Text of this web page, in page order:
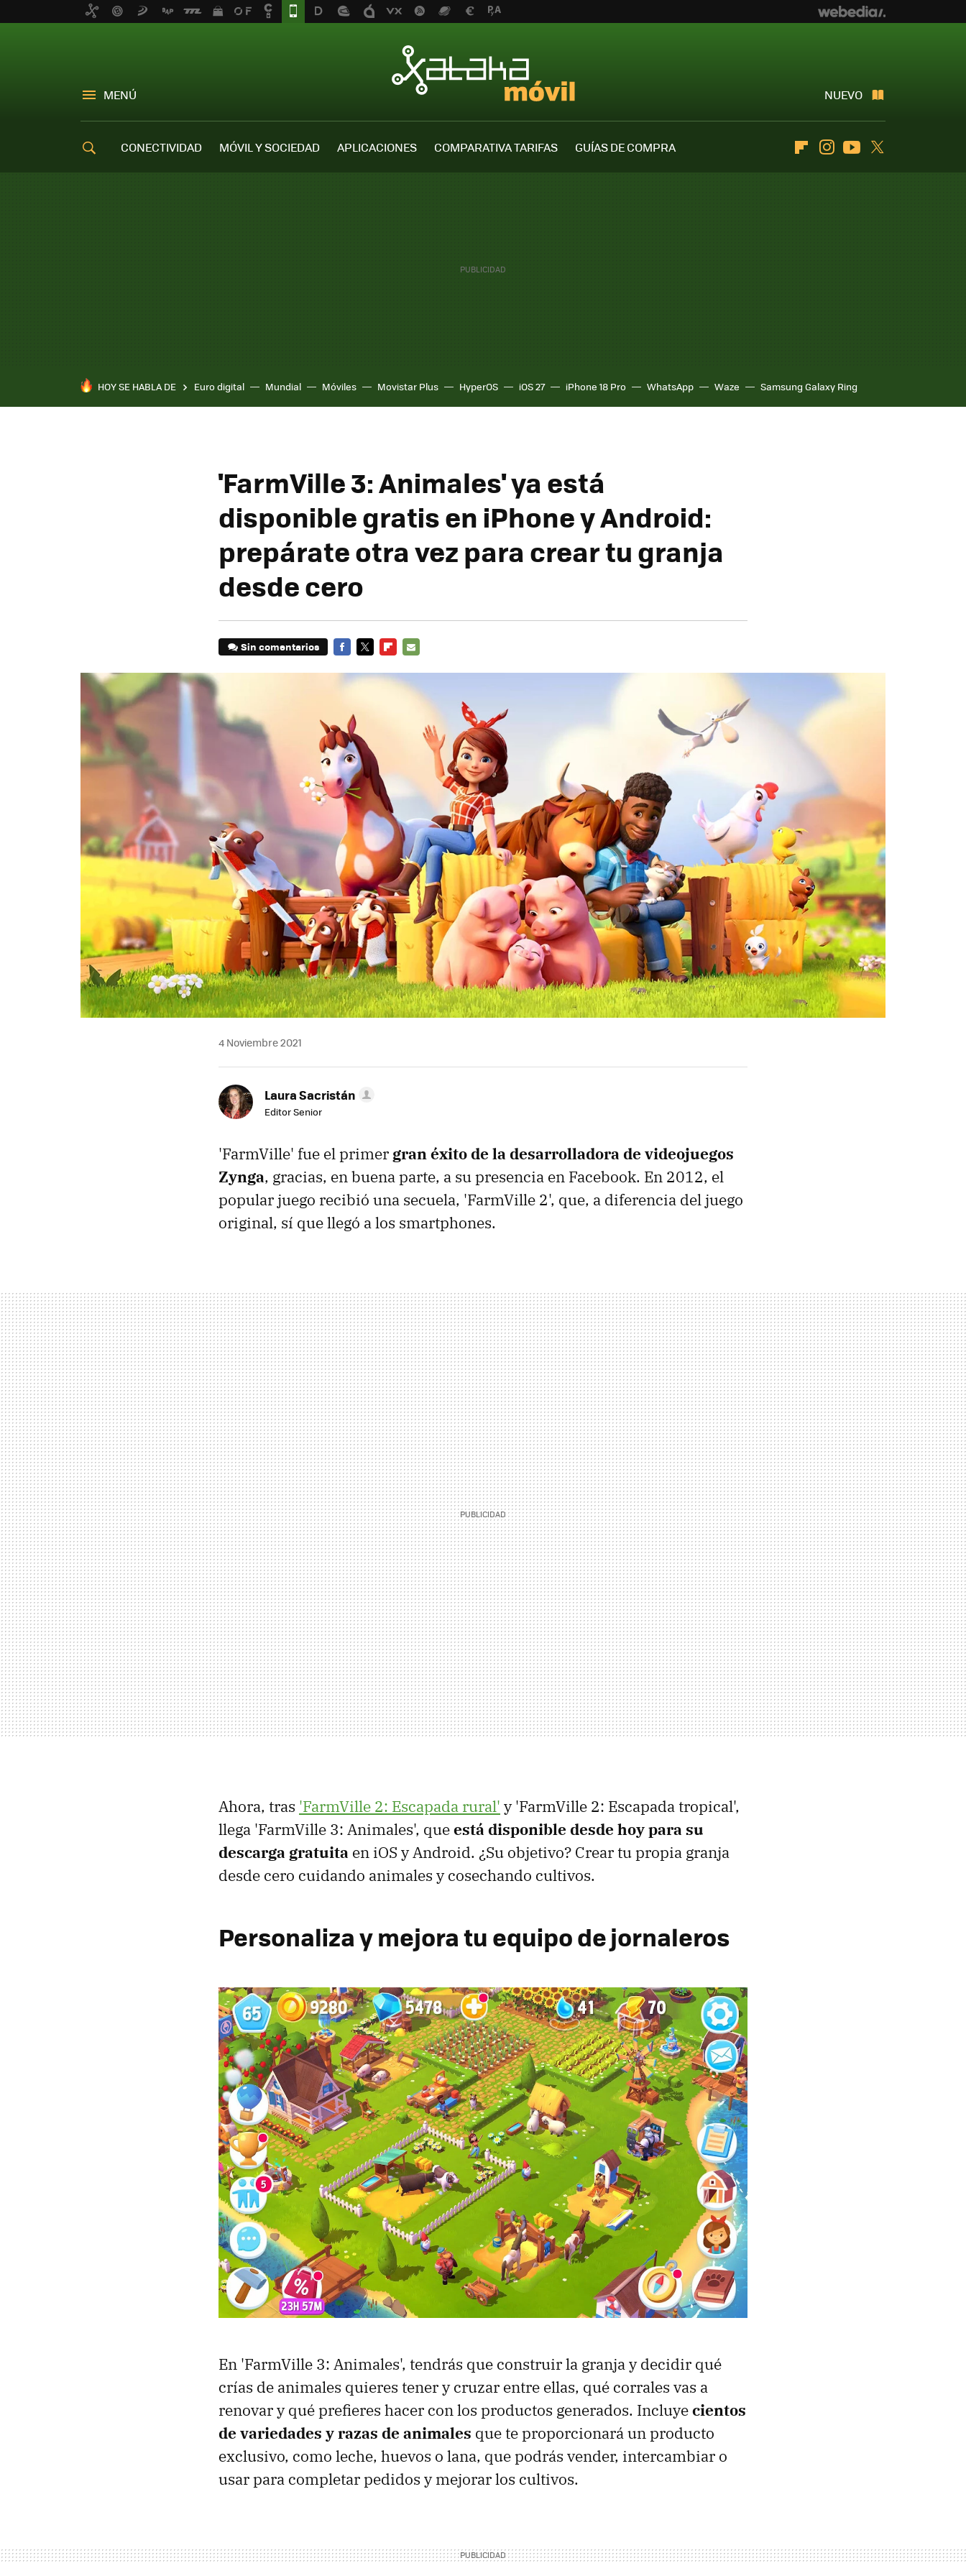
MENÚ NUEVO
CONECTIVIDAD MÓVIL Y SOCIEDAD APLICACIONES COMPARATIVA TARIFAS
GUÍAS DE COMPRA
FlipboardInstagramYoutube
HOY SE HABLA DE Euro digital Mundial Móviles Movistar Plus HyperOS iOS 27 iPhone 18 Pro WhatsApp Waze Samsung Galaxy Ring
'FarmVille 3: Animales' ya está
disponible gratis en iPhone y Android:
prepárate otra vez para crear tu granja
desde cero
Sin comentarios
MAIL
4 Noviembre 2021
Laura Sacristán
Editor Senior
'FarmVille' fue el primer gran éxito de la desarrolladora de videojuegos
Zynga, gracias, en buena parte, a su presencia en Facebook. En 2012, el
popular juego recibió una secuela, 'FarmVille 2', que, a diferencia del juego
original, sí que llegó a los smartphones.
Ahora, tras 'FarmVille 2: Escapada rural' y 'FarmVille 2: Escapada tropical',
llega 'FarmVille 3: Animales', queestá disponible desde hoy para su
descarga gratuita en iOS y Android. ¿Su objetivo? Crear tu propia granja
desde cero cuidando animales y cosechando cultivos.
Personaliza y mejora tu equipo de jornaleros
En 'FarmVille 3: Animales', tendrás que construir la granja y decidir qué
crías de animales quieres tener y cruzar entre ellas, qué corrales vas a
renovar y qué prefieres hacer con los productos generados. Incluyecientos
de variedades y razas de animales que te proporcionará un producto
exclusivo, como leche, huevos o lana, que podrás vender, intercambiar o
usar para completar pedidos y mejorar los cultivos.